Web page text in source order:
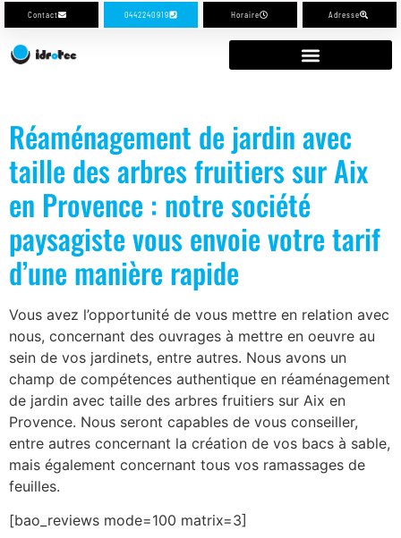
Contact 0442240919 Horaire Adresse
Réaménagement de jardin avec
taille des arbres fruitiers sur Aix
en Provence : notre société
paysagiste vous envoie votre tarif
d’une manière rapide
Vous avez l’opportunité de vous mettre en relation avec
nous, concernant des ouvrages à mettre en oeuvre au
sein de vos jardinets, entre autres. Nous avons un
champ de compétences authentique en réaménagement
de jardin avec taille des arbres fruitiers sur Aix en
Provence. Nous seront capables de vous conseiller,
entre autres concernant la création de vos bacs à sable,
mais également concernant tous vos ramassages de
feuilles.
[bao_reviews mode=100 matrix=3]